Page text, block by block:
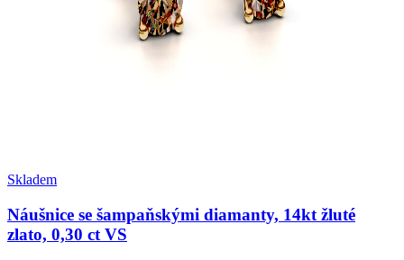
Skladem
Náušnice se šampaňskými diamanty, 14kt žluté
zlato, 0,30 ct VS